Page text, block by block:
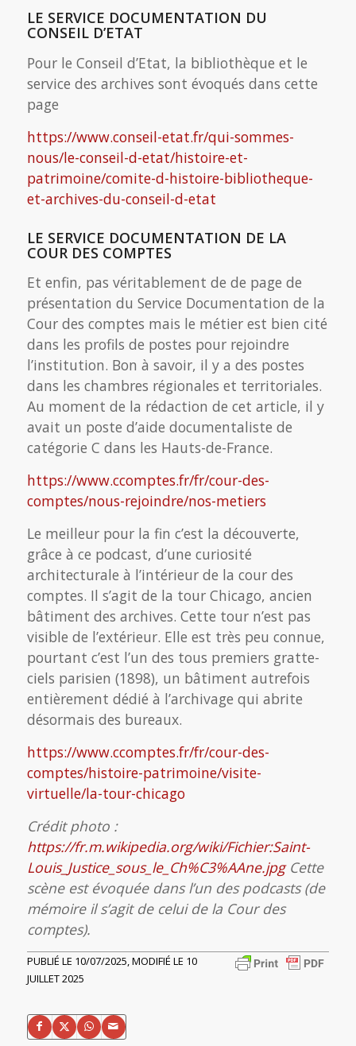
LE SERVICE DOCUMENTATION DU
CONSEIL D’ETAT
Pour le Conseil d’Etat, la bibliothèque et le
service des archives sont évoqués dans cette
page
https://www.conseil-etat.fr/qui-sommes-
nous/le-conseil-d-etat/histoire-et-
patrimoine/comite-d-histoire-bibliotheque-
et-archives-du-conseil-d-etat
LE SERVICE DOCUMENTATION DE LA
COUR DES COMPTES
Et enfin, pas véritablement de de page de
présentation du Service Documentation de la
Cour des comptes mais le métier est bien cité
dans les profils de postes pour rejoindre
l’institution. Bon à savoir, il y a des postes
dans les chambres régionales et territoriales.
Au moment de la rédaction de cet article, il y
avait un poste d’aide documentaliste de
catégorie C dans les Hauts-de-France.
https://www.ccomptes.fr/fr/cour-des-
comptes/nous-rejoindre/nos-metiers
Le meilleur pour la fin c’est la découverte,
grâce à ce podcast, d’une curiosité
architecturale à l’intérieur de la cour des
comptes. Il s’agit de la tour Chicago, ancien
bâtiment des archives. Cette tour n’est pas
visible de l’extérieur. Elle est très peu connue,
pourtant c’est l’un des tous premiers gratte-
ciels parisien (1898), un bâtiment autrefois
entièrement dédié à l’archivage qui abrite
désormais des bureaux.
https://www.ccomptes.fr/fr/cour-des-
comptes/histoire-patrimoine/visite-
virtuelle/la-tour-chicago
Crédit photo :
https://fr.m.wikipedia.org/wiki/Fichier:Saint-
Louis_Justice_sous_le_Ch%C3%AAne.jpgCette
scène est évoquée dans l’un des podcasts (de
mémoire il s’agit de celui de la Cour des
comptes).
PUBLIÉ LE 10/07/2025, MODIFIÉ LE 10
JUILLET 2025